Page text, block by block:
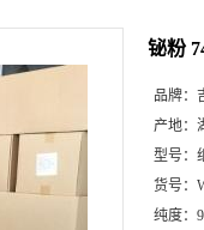
铋粉
品牌：
产地：
型号：
货号：
纯度：